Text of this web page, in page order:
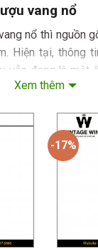
vang nổ
nổ thì nguồn
Hiện tại, thông
vẫn đang là một
Cụ thể, rượu
Xem thêm
-17%